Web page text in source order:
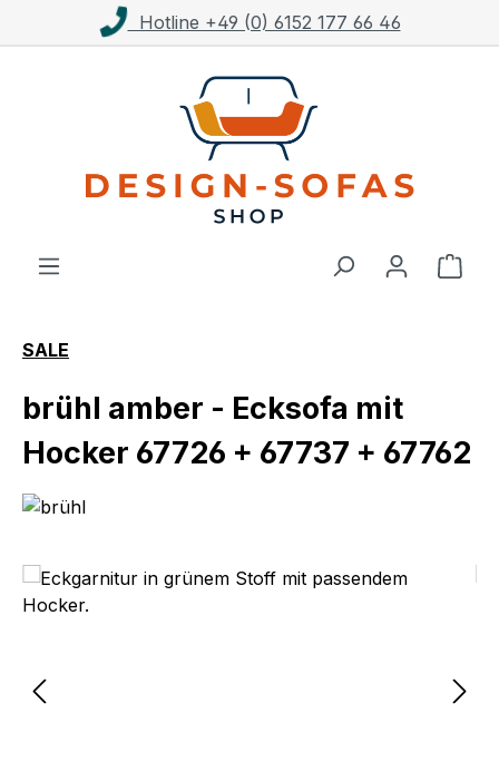
Zum Hauptinhalt springen
Hotline +49 (0) 6152 177 66 46
SALE
brühl amber - Ecksofa mit
Hocker 67726 + 67737 + 67762
Bildergalerie überspringen